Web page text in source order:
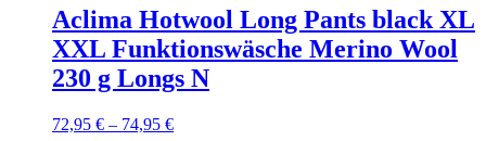
mehrere
Varianten
auf.
Die
Optionen
Aclima Hotwool Long Pants black XL
XXL Funktionswäsche Merino Wool
230 g Longs N
72,95 € – 74,95 €